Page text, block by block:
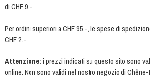
di CHF 9.-
Per ordini superiori a CHF 95.-, le spese di
CHF 2.-
Attenzione: i prezzi indicati su questo sito sono
online. Non sono validi nel nostro negozio di Chêne-